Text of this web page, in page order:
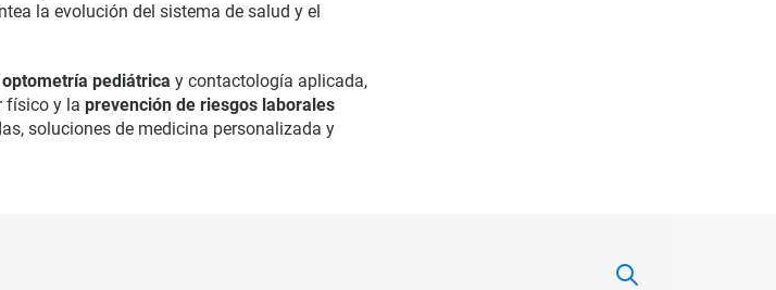
la evolución del sistema de salud y el
optometría pediátrica y contactología aplicada,
físico y la prevención de riesgos laborales
soluciones de medicina personalizada y